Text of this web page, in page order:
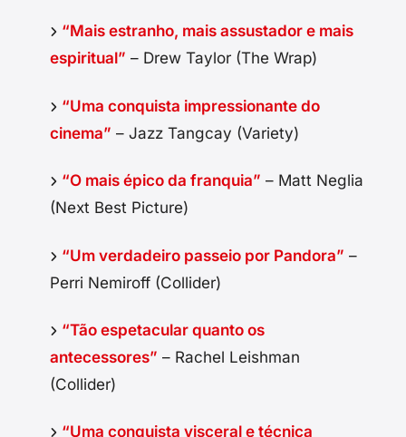
“Mais estranho, mais assustador e mais
espiritual” – Drew Taylor (The Wrap)
“Uma conquista impressionante do
cinema” – Jazz Tangcay (Variety)
“O mais épico da franquia” – Matt Neglia
(Next Best Picture)
“Um verdadeiro passeio por Pandora” –
Perri Nemiroff (Collider)
“Tão espetacular quanto os
antecessores” – Rachel Leishman
(Collider)
“Uma conquista visceral e técnica